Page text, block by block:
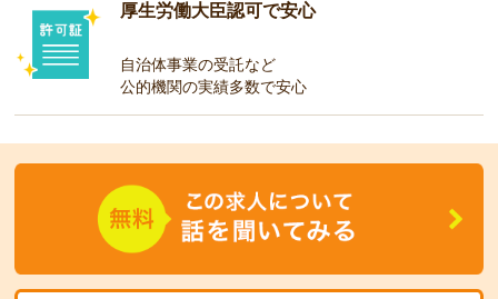
厚生労働大臣認可で安心
自治体事業の受託など
公的機関の実績多数で安心